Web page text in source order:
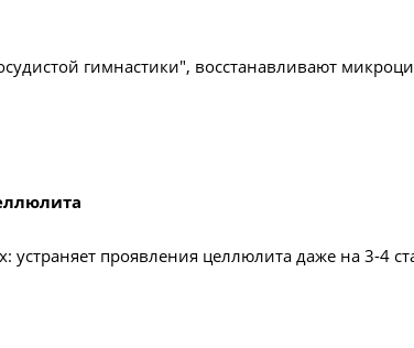
гимнастики", восстанавливают
устраняет проявления целлюлита даже на 3-4